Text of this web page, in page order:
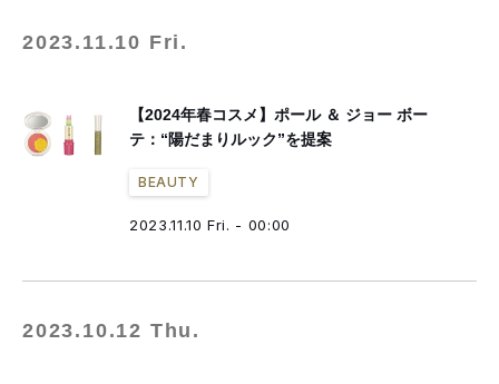
2023.11.10 Fri.
【2024年春コスメ】ポール ＆ ジョー ボー
テ：“陽だまりルック”を提案
BEAUTY
2023.11.10 Fri. - 00:00
2023.10.12 Thu.